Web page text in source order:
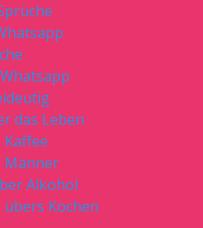
das Leben
Kaffee
Männer
Alkohol
übers Kochen